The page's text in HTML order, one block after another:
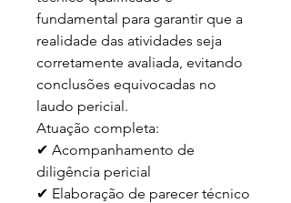
fundamental para garantir que a
realidade das atividades seja
corretamente avaliada, evitando
conclusões equivocadas no
laudo pericial.
Atuação completa:
✔ Acompanhamento de
diligência pericial
✔ Elaboração de parecer técnico